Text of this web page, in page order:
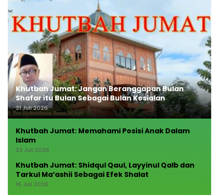
Khutbah Jumat: Jangan Beranggapan Bulan
Shafar itu Bulan Sebagai Bulan Kesialan
31 Juli 2026
Khutbah Jumat: Memahami Posisi Anak Dalam
Islam
23 Juli 2026
Khutbah Jumat: Shidqul Qaul, Layyinul Qalb dan
Tarkul Ma’ashii Sebagai Efek Shalat
16 Juli 2026